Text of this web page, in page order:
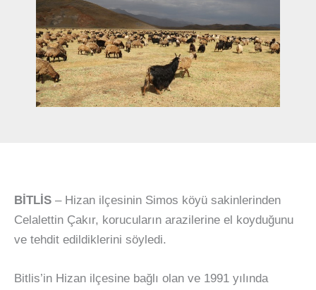
BİTLİS – Hizan ilçesinin Simos köyü sakinlerinden
Celalettin Çakır, korucuların arazilerine el koyduğunu
ve tehdit edildiklerini söyledi.
Bitlis’in Hizan ilçesine bağlı olan ve 1991 yılında